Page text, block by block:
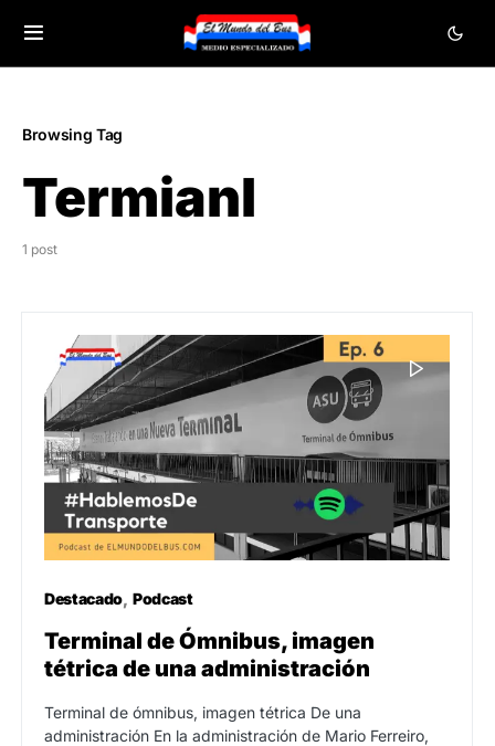
Browsing Tag
Termianl
1 post
Destacado Podcast
Terminal de Ómnibus, imagen
tétrica de una administración
Terminal de ómnibus, imagen tétrica De una
administración En la administración de Mario Ferreiro,